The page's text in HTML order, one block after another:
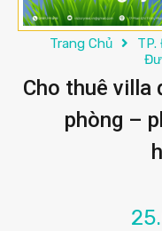
Trang Chủ TP.
Cho thuê villa
phòng –